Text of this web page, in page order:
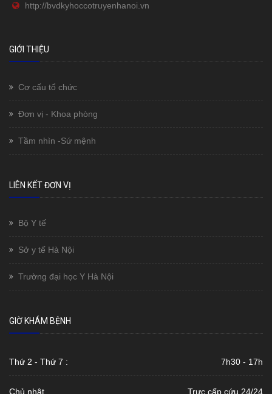
http://bvdkyhoccotruyenhanoi.vn
GIỚI THIỆU
Cơ cấu tổ chức
Đơn vị - Khoa phòng
Tầm nhìn -Sứ mệnh
LIÊN KẾT ĐƠN VỊ
Bộ Y tế
Sở y tế Hà Nội
Trường đại học Y Hà Nội
GIỜ KHÁM BỆNH
Thứ 2 - Thứ 7 : 7h30 - 17h
Chủ nhật Trực cấp cứu 24/24